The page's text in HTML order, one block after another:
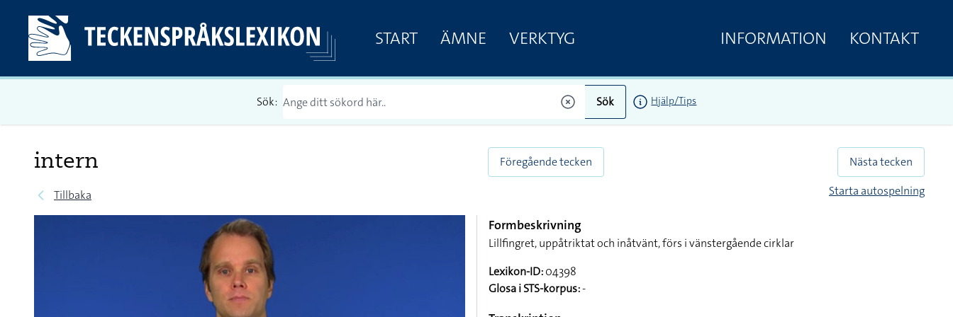
START ÄMNE VERKTYG INFORMATION KONTAKT
Sök: Sök Hjälp/Tips
intern
Tillbaka
Föregående tecken
Nästa tecken
Starta autospelning
Formbeskrivning
Lillfingret, uppåtriktat och inåtvänt, förs i vänstergående cirklar
Lexikon-ID:04398
Glosa i STS-korpus:-